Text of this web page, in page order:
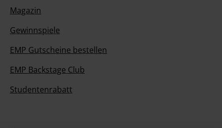
Magazin
Gewinnspiele
EMP Gutscheine bestellen
EMP Backstage Club
Studentenrabatt